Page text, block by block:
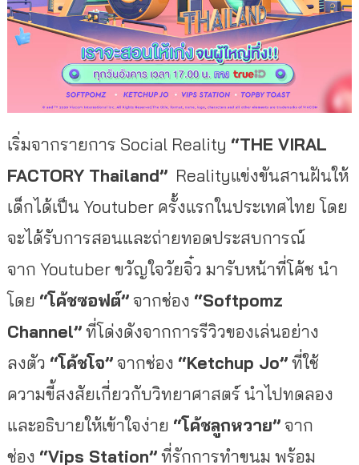
เริ่มจากรายการ Social Reality “THE VIRAL
FACTORY Thailand”Realityแข่งขันสานฝันให้
เด็กได้เป็น Youtuber ครั้งแรกในประเทศไทย โดย
จะได้รับการสอนและถ่ายทอดประสบการณ์
จาก Youtuber ขวัญใจวัยจิ๋ว มารับหน้าที่โค้ช นำ
โดย “โค้ชซอฟต์”จากช่อง “Softpomz
Channel”ที่โด่งดังจากการรีวิวของเล่นอย่าง
ลงตัว “โค้ชโจ”จากช่อง “Ketchup Jo”ที่ใช้
ความขี้สงสัยเกี่ยวกับวิทยาศาสตร์ นำไปทดลอง
และอธิบายให้เข้าใจง่าย “โค้ชลูกหวาย”จาก
ช่อง “Vips Station”ที่รักการทำขนม พร้อม